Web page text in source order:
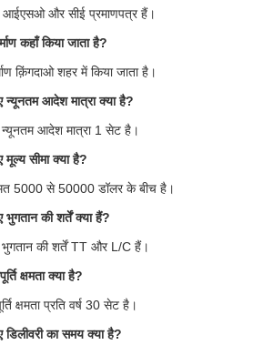
आईएसओ और सीई प्रमाणपत्र हैं।
कहाँ किया जाता है?
क़िंगदाओ शहर में किया जाता है।
आदेश मात्रा क्या है?
आदेश मात्रा 1 सेट है।
सीमा क्या है?
5000 से 50000 डॉलर के बीच है।
की शर्तें क्या हैं?
की शर्तें TT और L/C हैं।
क्षमता क्या है?
क्षमता प्रति वर्ष 30 सेट है।
का समय क्या है?